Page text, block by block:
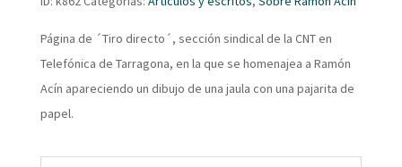
Página de ´Tiro directo´, sección sindical de la CNT en
Telefónica de Tarragona, en la que se homenajea a Ramón
Acín apareciendo un dibujo de una jaula con una pajarita de
papel.